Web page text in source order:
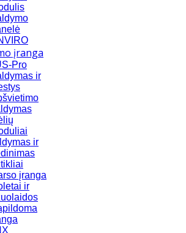
įranga
Pro
ir
ir
įranga
ir